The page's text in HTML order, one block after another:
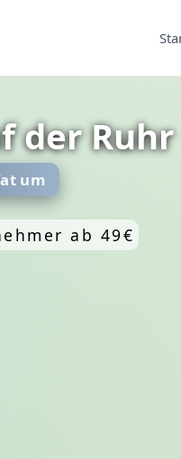
der Ruhr
um
ab 49€